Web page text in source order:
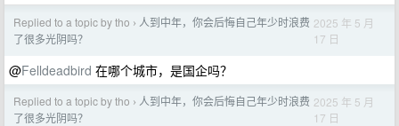
Replied to a topic by tho › 人到中年，你会后悔自己年少时浪费
了很多光阴吗？
2025 年 5 月
17 日
@Felldeadbird 在哪个城市，是国企吗？
Replied to a topic by tho › 人到中年，你会后悔自己年少时浪费
了很多光阴吗？
2025 年 5 月
17 日